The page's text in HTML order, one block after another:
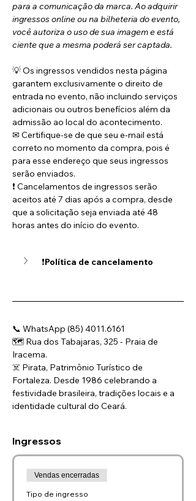
para a comunicação da marca. Ao adquirir
ingressos online ou na bilheteria do evento,
você autoriza o uso de sua imagem e está
ciente que a mesma poderá ser captada.
💡 Os ingressos vendidos nesta página
garantem exclusivamente o direito de
entrada no evento, não incluindo serviços
adicionais ou outros benefícios além da
admissão ao local do acontecimento.
✉ Certifique-se de que seu e-mail está
correto no momento da compra, pois é
para esse endereço que seus ingressos
serão enviados.
❗ Cancelamentos de ingressos serão
aceitos até 7 dias após a compra, desde
que a solicitação seja enviada até 48
horas antes do início do evento.
❗Política de cancelamento
📞 WhatsApp (85) 4011.6161
🗺️ Rua dos Tabajaras, 325 - Praia de
Iracema.
☠️ Pirata, Patrimônio Turístico de
Fortaleza. Desde 1986 celebrando a
festividade brasileira, tradições locais e a
identidade cultural do Ceará.
Ingressos
Vendas encerradas
Tipo de ingresso